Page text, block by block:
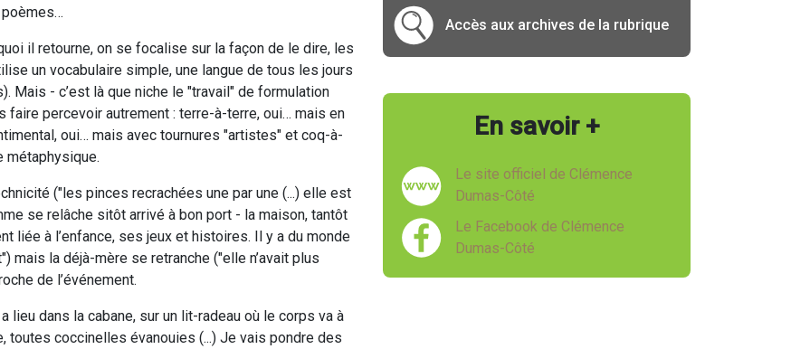
poèmes…
il retourne, on se focalise sur la façon de le dire, les
un vocabulaire simple, une langue de tous les jours
Mais - c’est là que niche le "travail" de formulation
percevoir autrement : terre-à-terre, oui… mais en
oui… mais avec tournures "artistes" et coq-à-
métaphysique.
("les pinces recrachées une par une (...) elle est
se relâche sitôt arrivé à bon port - la maison, tantôt
liée à l’enfance, ses jeux et histoires. Il y a du monde
la déjà-mère se retranche ("elle n’avait plus
de l’événement.
lieu dans la cabane, sur un lit-radeau où le corps va à
toutes coccinelles évanouies (...) Je vais pondre des
Accès aux archives de la rubrique
En savoir +
Le site officiel de Clémence
Dumas-Côté
Le Facebook de Clémence
Dumas-Côté